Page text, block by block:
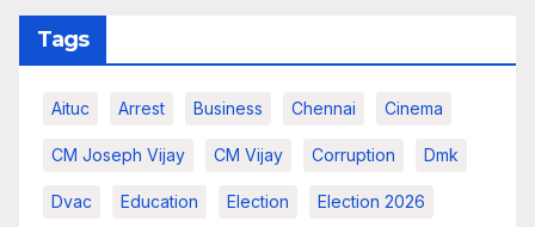
Tags
Aituc Arrest Business Chennai Cinema
CM Joseph Vijay CM Vijay Corruption Dmk
Dvac Education Election Election 2026